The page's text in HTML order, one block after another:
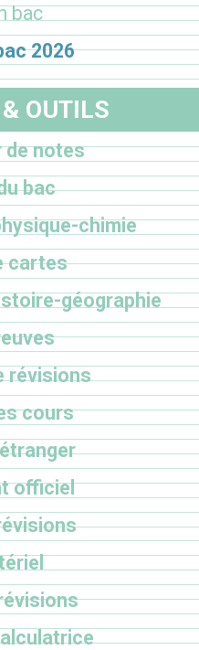
bac
2026
OUTILS
de notes
bac
chimie
cartes
géographie
révisions
cours
officiel